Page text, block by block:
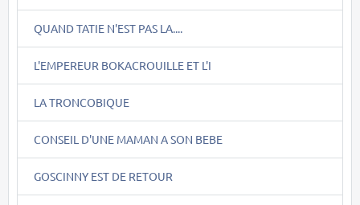
QUAND TATIE N'EST PAS LA....
L'EMPEREUR BOKACROUILLE ET L'I
LA TRONCOBIQUE
CONSEIL D'UNE MAMAN A SON BEBE
GOSCINNY EST DE RETOUR